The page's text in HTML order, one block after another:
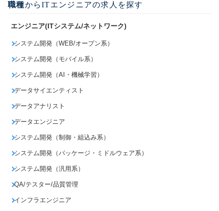
職種からITエンジニアの求人を探す
エンジニア(ITシステム/ネットワーク)
システム開発（WEB/オープン系）
システム開発（モバイル系）
システム開発（AI・機械学習）
データサイエンティスト
データアナリスト
データエンジニア
システム開発（制御・組込み系）
システム開発（パッケージ・ミドルウェア系）
システム開発（汎用系）
QA/テスター/品質管理
インフラエンジニア